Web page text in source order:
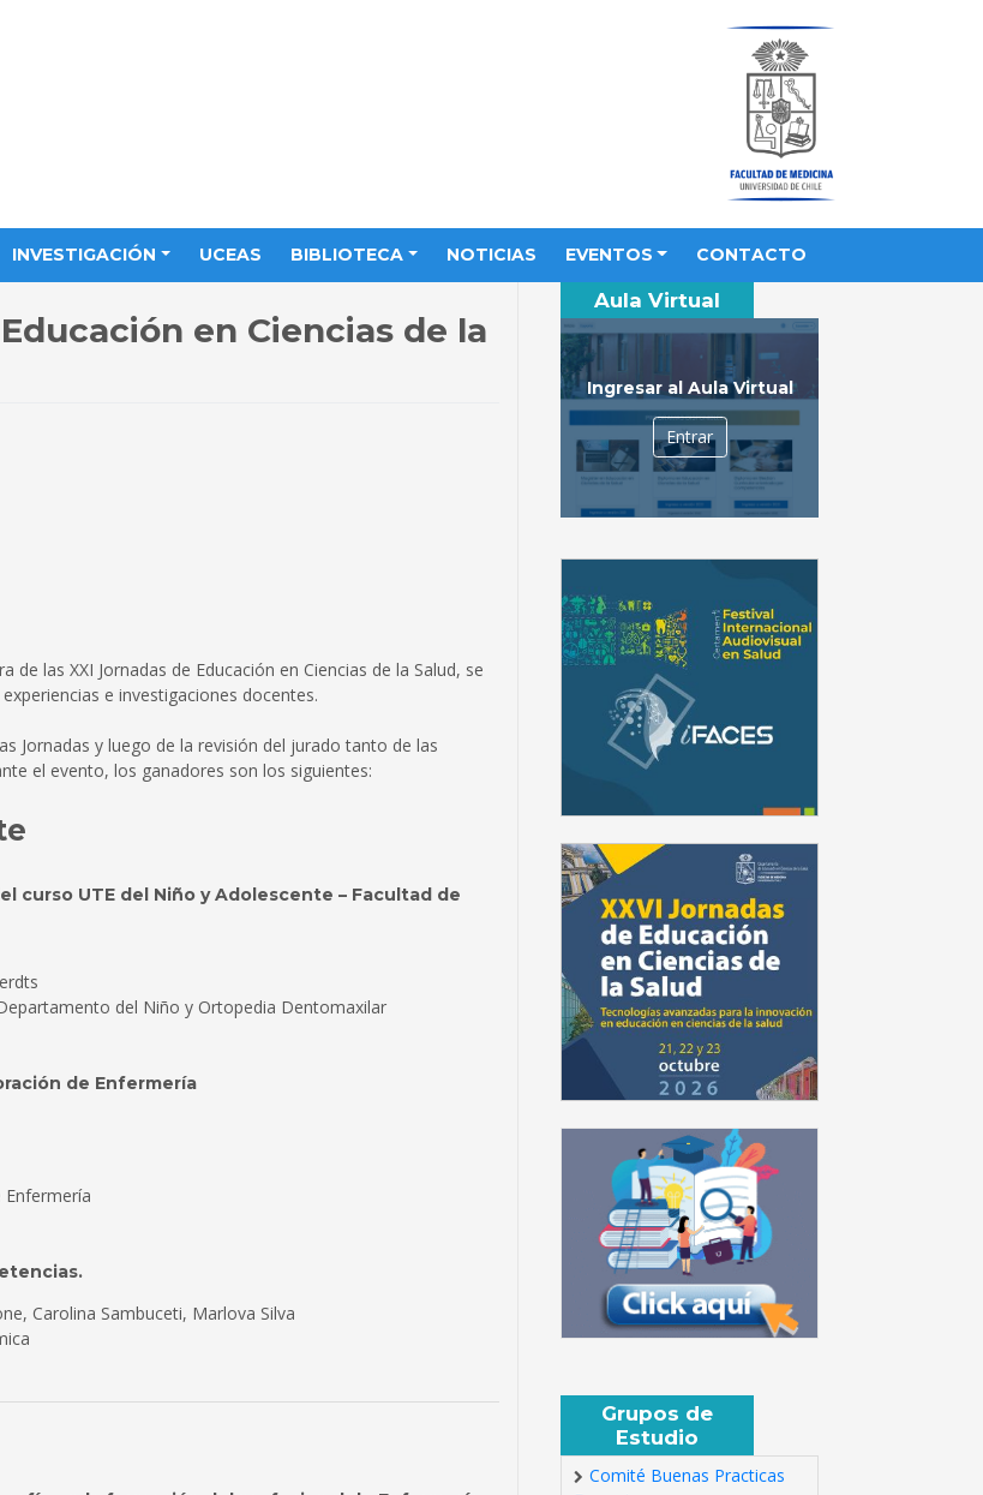
INVESTIGACIÓN UCEAS BIBLIOTECA NOTICIAS EVENTOS CONTACTO
en Ciencias de la
las XXI Jornadas de Educación en Ciencias de la Salud, se
e investigaciones docentes.
Jornadas y luego de la revisión del jurado tanto de las
el evento, los ganadores son los siguientes:
curso UTE del Niño y Adolescente – Facultad de
del Niño y Ortopedia Dentomaxilar
de Enfermería
Enfermería
Carolina Sambuceti, Marlova Silva
Aula Virtual
Ingresar al Aula Virtual
Entrar
Grupos de
Estudio
Comité Buenas Practicas